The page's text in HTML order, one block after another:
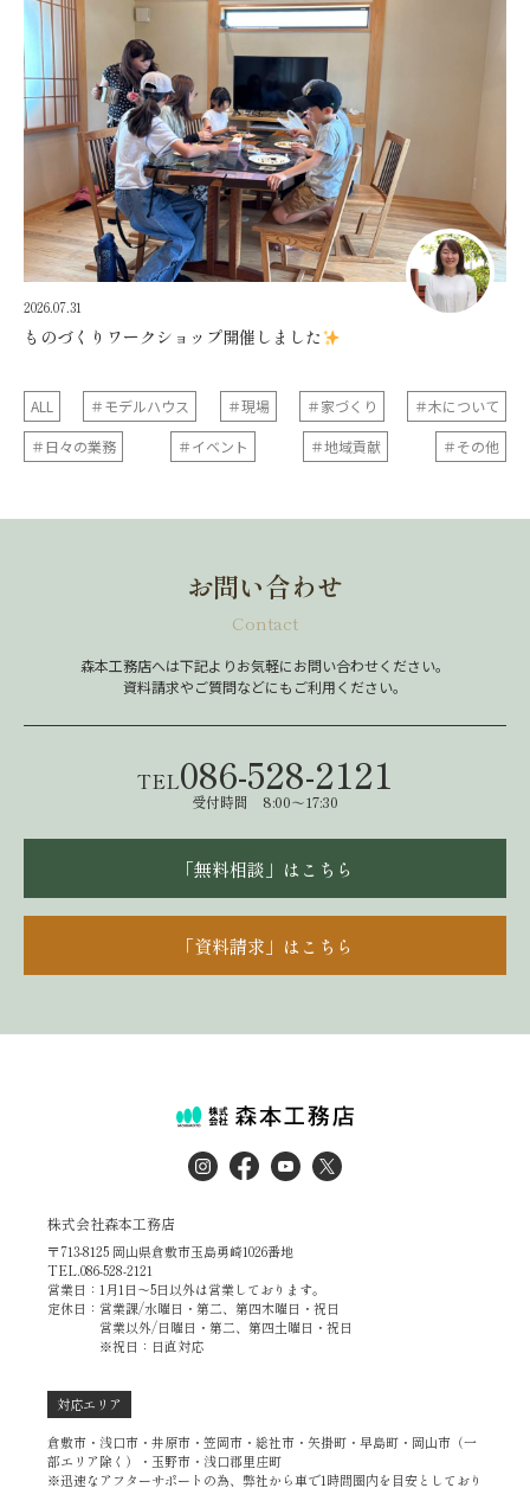
2026.07.31
ものづくりワークショップ開催しました
ALL ＃モデルハウス ＃現場 ＃家づくり
＃木について
＃日々の業務
＃イベント ＃地域貢献 ＃その他
お問い合わせ
Contact
森本工務店へは下記よりお気軽にお問い合わせください。
資料請求やご質問などにもご利用ください。
TEL086-528-2121
受付時間 8:00～17:30
「無料相談」はこちら
「資料請求」はこちら
株式会社森本工務店
〒713-8125 岡山県倉敷市玉島勇崎1026番地
TEL.086-528-2121
営業日：1月1日～5日以外は営業しております。
定休日：営業課/水曜日・第二、第四木曜日・祝日
営業以外/日曜日・第二、第四土曜日・祝日
※祝日：日直対応
対応エリア
倉敷市・浅口市・井原市・笠岡市・総社市・矢掛町・早島町・岡山市（一
部エリア除く）・玉野市・浅口郡里庄町
※迅速なアフターサポートの為、弊社から車で1時間圏内を目安としており